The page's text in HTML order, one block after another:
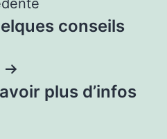
conseils
plus d’infos